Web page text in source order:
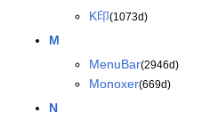
K印(1073d)
M
MenuBar(2946d)
Monoxer(669d)
N